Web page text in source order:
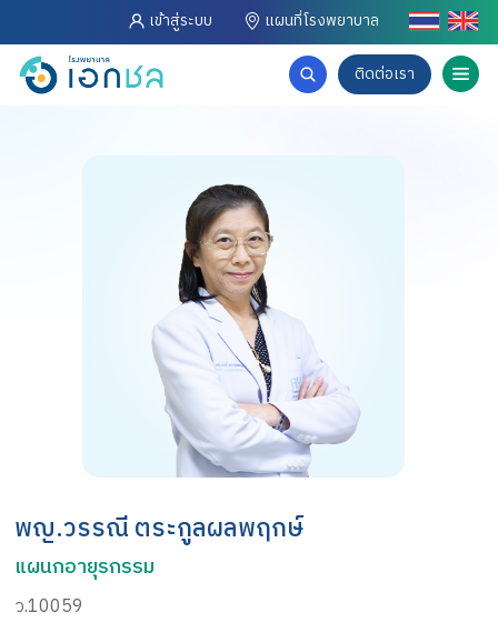
เข้าสู่ระบบ แผนที่โรงพยาบาล
ติดต่อเรา
พญ.วรรณี ตระกูลผลพฤกษ์
แผนกอายุรกรรม
ว.10059